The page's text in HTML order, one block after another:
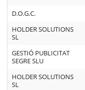
D.O.G.C.
HOLDER SOLUTIONS
SL
GESTIÓ PUBLICITAT
SEGRE SLU
HOLDER SOLUTIONS
SL